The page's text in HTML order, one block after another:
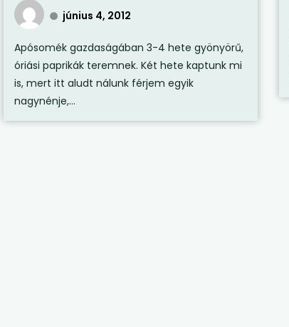
június 4, 2012
Apósomék gazdaságában 3-4 hete gyönyörű,
óriási paprikák teremnek. Két hete kaptunk mi
is, mert itt aludt nálunk férjem egyik
nagynénje,...